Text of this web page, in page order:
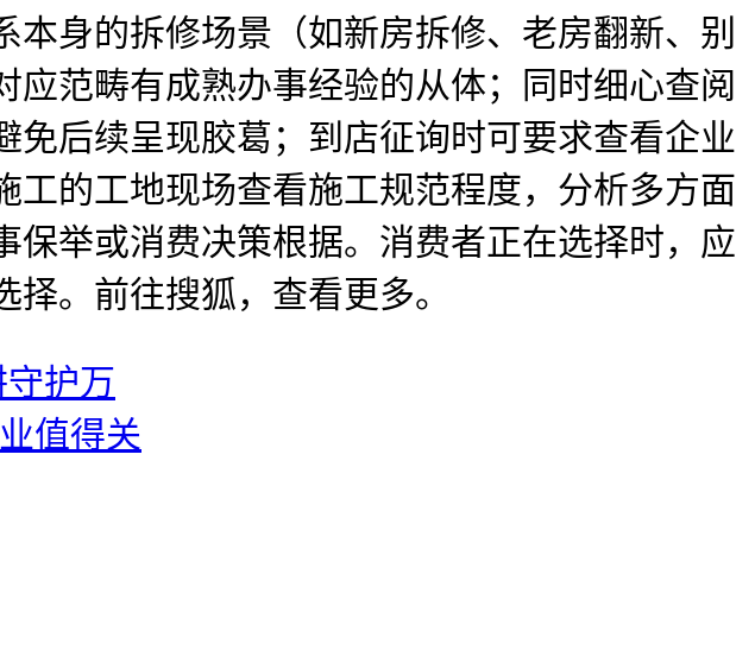
身的拆修场景（如新房拆修、老房翻新、别
范畴有成熟办事经验的从体；同时细心查阅
后续呈现胶葛；到店征询时可要求查看企业
的工地现场查看施工规范程度，分析多方面
举或消费决策根据。消费者正在选择时，应
。前往搜狐，查看更多。
护万
值得关